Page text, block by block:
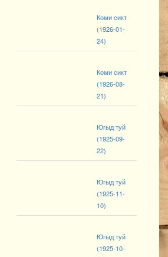
Коми сикт
(1926-01-
24)
Коми сикт
(1926-08-
21)
Югыд туй
(1925-09-
22)
Югыд туй
(1925-11-
10)
Югыд туй
(1925-10-